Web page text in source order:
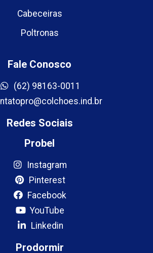
Cabeceiras
Poltronas
Fale Conosco
(62) 98163-0011
Redes Sociais
Probel
Instagram
Pinterest
Facebook
YouTube
Linkedin
Prodormir